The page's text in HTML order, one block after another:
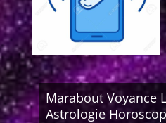
Marabout Voyance
Astrologie